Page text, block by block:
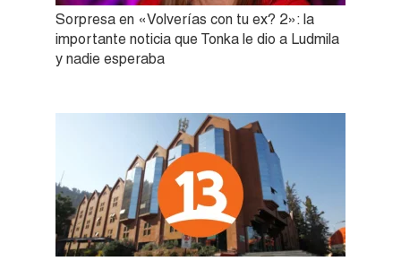
Sorpresa en «Volverías con tu ex? 2»: la
importante noticia que Tonka le dio a Ludmila
y nadie esperaba